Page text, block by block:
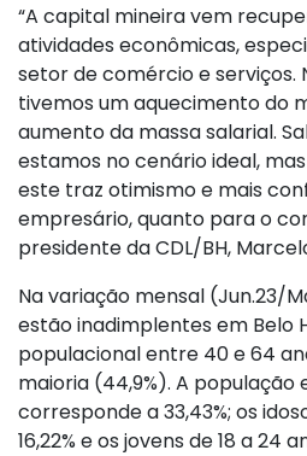
“A capital mineira vem
atividades econômicas,
setor de comércio e serviços.
tivemos um aquecimento do
aumento da massa salarial.
estamos no cenário ideal,
este traz otimismo e mais
empresário, quanto para o
presidente da CDL/BH,
Na variação mensal (Jun.23/
estão inadimplentes em Belo
populacional entre 40 e 64
maioria (44,9%). A população
corresponde a 33,43%; os
16,22% e os jovens de 18 a 24